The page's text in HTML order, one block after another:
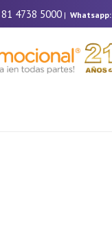
81 4738 5000 | Whatsapp: